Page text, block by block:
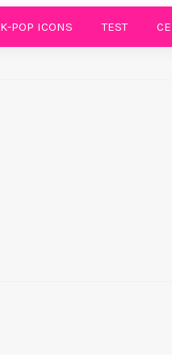
K-POP ICONS TEST